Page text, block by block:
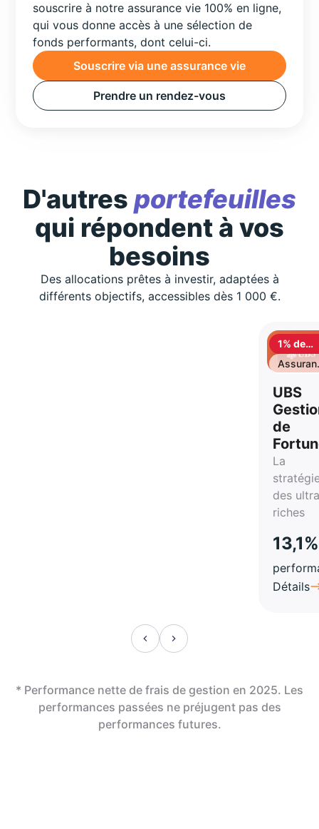
souscrire à notre assurance vie 100% en ligne,
qui vous donne accès à une sélection de
fonds performants, dont celui-ci.
Souscrire via une assurance vie
Prendre un rendez-vous
D'autres portefeuilles
qui répondent à vos
besoins
Des allocations prêtes à investir, adaptées à
différents objectifs, accessibles dès 1 000 €.
1% de
UBS
de
La
des
riches
13,1%
Détails
* Performance nette de frais de gestion en 2025. Les
performances passées ne préjugent pas des
performances futures.